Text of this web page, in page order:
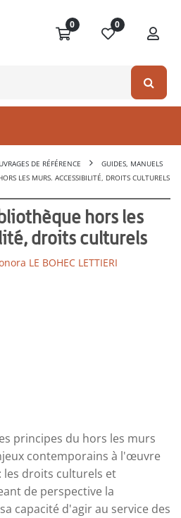
0 0
DE RÉFÉRENCE
GUIDES, MANUELS
LES MURS. ACCESSIBILITÉ, DROITS CULTURELS
hors les
droits culturels
LE BOHEC LETTIERI
principes du hors les murs
contemporains à l'œuvre
les droits culturels et
de perspective la
capacité d'agir au service des